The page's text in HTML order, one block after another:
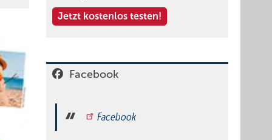
Jetzt kostenlos testen!
Facebook
Facebook